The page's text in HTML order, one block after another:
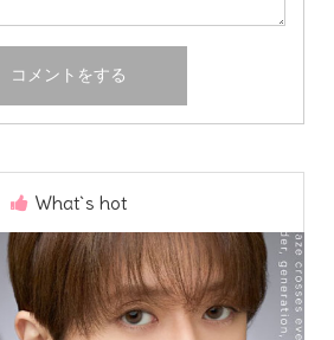
What`s hot
Search Contact